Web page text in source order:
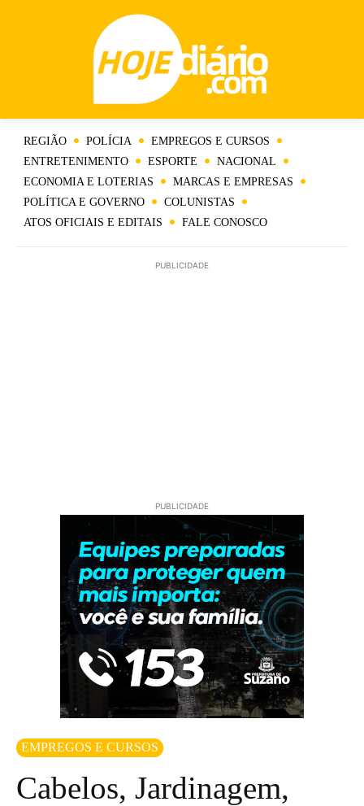
REGIÃO POLÍCIA
EMPREGOS E CURSOS
ENTRETENIMENTO
ESPORTE
NACIONAL
ECONOMIA E LOTERIAS
MARCAS E EMPRESAS
POLÍTICA E GOVERNO
COLUNISTAS
ATOS OFICIAIS E EDITAIS
FALE CONOSCO
PUBLICIDADE
PUBLICIDADE
EMPREGOS E CURSOS
Cabelos, Jardinagem,